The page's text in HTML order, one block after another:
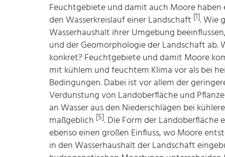
Feuchtgebiete und damit auch Moore haben
den Wasserkreislauf einer Landschaft [1]. Wie
Wasserhaushalt ihrer Umgebung
und der Geomorphologie der Landschaft ab.
konkret? Feuchtgebiete und damit Moore
mit kühlem und feuchtem Klima vor als bei
Bedingungen. Dabei ist vor allem der
Verdunstung von Landoberfläche und
an Wasser aus den Niederschlägen bei
maßgeblich [5]. Die Form der Landoberfläche
ebenso einen großen Einfluss, wo Moore
in den Wasserhaushalt der Landschaft